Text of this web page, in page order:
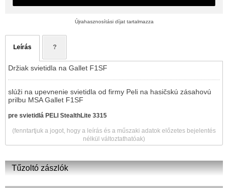
Tűzoltó zászlók
Újrahasznosítási díjat tartalmazza
Leírás ?
Držiak svietidla na Gallet F1SF
slúži na upevnenie svietidla od firmy Peli na hasičskú zásahovú
prilbu MSA Gallet F1SF
pre svietidlá PELI StealthLite 3315
(fenntartjuk a jogot, hogy a leírás és a műszaki adatok előzetes bejelentés
nélkül változtathatóak)